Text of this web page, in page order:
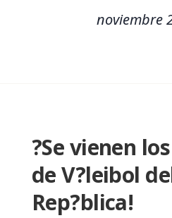
noviembre
?Se vienen
de V?leibol
Rep?blica!